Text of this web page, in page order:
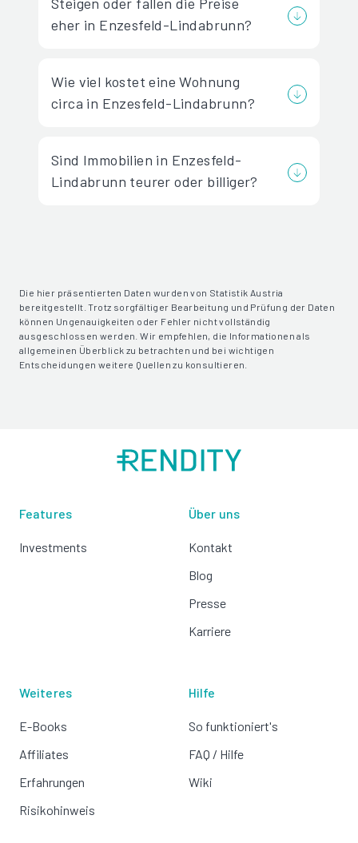
eher in Enzesfeld-Lindabrunn?
Wie viel kostet eine Wohnung
circa in Enzesfeld-Lindabrunn?
Sind Immobilien in Enzesfeld-
Lindabrunn teurer oder billiger?
Die hier präsentierten Daten wurden von Statistik Austria
bereitgestellt. Trotz sorgfältiger Bearbeitung und Prüfung der Daten
können Ungenauigkeiten oder Fehler nicht vollständig
ausgeschlossen werden. Wir empfehlen, die Informationen als
allgemeinen Überblick zu betrachten und bei wichtigen
Entscheidungen weitere Quellen zu konsultieren.
Features
Investments
Über uns
Kontakt
Blog
Presse
Karriere
Weiteres
E-Books
Affiliates
Erfahrungen
Risikohinweis
Hilfe
So funktioniert's
FAQ / Hilfe
Wiki